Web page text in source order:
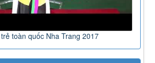
toàn quốc Nha Trang 2017